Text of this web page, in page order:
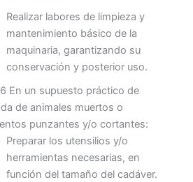
Realizar labores de limpieza y
mantenimiento básico de la
maquinaria, garantizando su
conservación y posterior uso.
En un supuesto práctico de
de animales muertos o
punzantes y/o cortantes:
Preparar los utensilios y/o
herramientas necesarias, en
función del tamaño del cadáver.